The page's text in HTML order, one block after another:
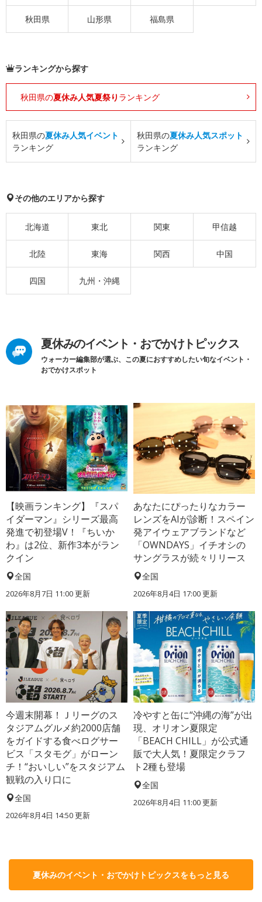
秋田県 山形県 福島県
ランキングから探す
秋田県の夏休み人気夏祭り ランキング
秋田県の夏休み人気イベント
ランキング
秋田県の夏休み人気スポット
ランキング
その他のエリアから探す
北海道 東北 関東 甲信越
北陸 東海 関西 中国
四国 九州・沖縄
夏休みのイベント・おでかけトピックス
ウォーカー編集部が選ぶ、この夏におすすめしたい旬なイベント・
おでかけスポット
【映画ランキング】『スパ
イダーマン』シリーズ最高
発進で初登場V！『ちいか
わ』は2位、新作3本がラン
クイン
全国
2026年8月7日 11:00更新
あなたにぴったりなカラー
レンズをAIが診断！スペイン
発アイウェアブランドなど
「OWNDAYS」イチオシの
サングラスが続々リリース
全国
2026年8月4日 17:00更新
今週末開幕！Ｊリーグのス
タジアムグルメ約2000店舗
をガイドする食べログサー
ビス「スタモグ」がローン
チ！“おいしい”をスタジアム
観戦の入り口に
全国
2026年8月4日 14:50更新
冷やすと缶に“沖縄の海”が出
現、オリオン夏限定
「BEACH CHILL」が公式通
販で大人気！夏限定クラフ
ト2種も登場
全国
2026年8月4日 11:00更新
夏休みのイベント・おでかけトピックスをもっと見る